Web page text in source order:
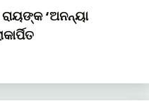
‘ଅନନ୍ୟା